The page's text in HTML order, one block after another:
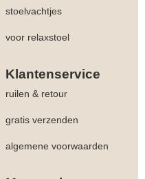
stoelvachtjes
voor relaxstoel
Klantenservice
ruilen & retour
gratis verzenden
algemene voorwaarden